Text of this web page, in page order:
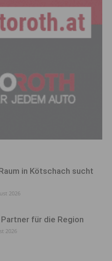
in Kötschach sucht
2026
für die Region
2026